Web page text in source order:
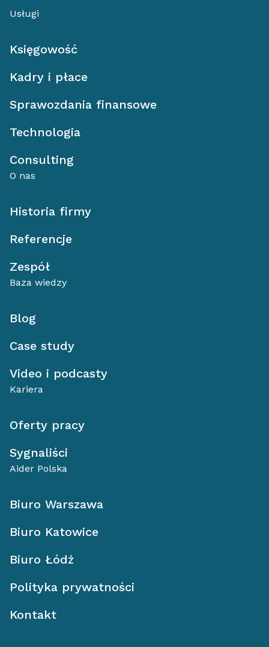
Usługi
Księgowość
Kadry i płace
Sprawozdania finansowe
Technologia
Consulting
O nas
Historia firmy
Referencje
Zespół
Baza wiedzy
Blog
Case study
Video i podcasty
Kariera
Oferty pracy
Sygnaliści
Aider Polska
Biuro Warszawa
Biuro Katowice
Biuro Łódź
Polityka prywatności
Kontakt